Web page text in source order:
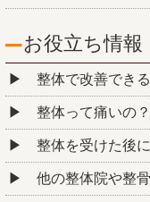
お役立ち情報
整体で改善でき
整体って痛いの？
整体を受けた後
他の整体院や整